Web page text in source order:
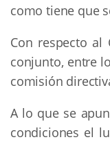
como tiene que
Con respecto al
conjunto, entre
comisión
A lo que se
condiciones el